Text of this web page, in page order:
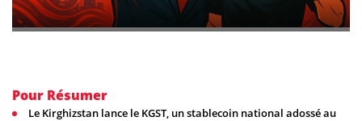
Pour Résumer
Le Kirghizstan lance le KGST, un stablecoin national adossé au